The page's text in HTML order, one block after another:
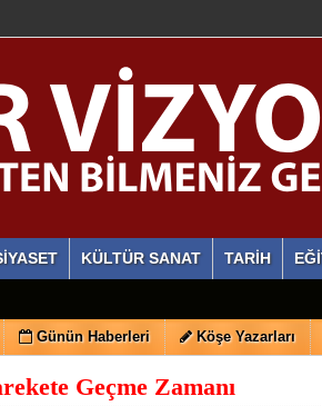
KÜLTÜR SANAT TARİH
Günün Haberleri Köşe Yazarları
Geçme Zamanı